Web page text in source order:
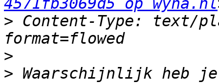
4571fb3069d5 op wyna.nl
> Content-Type: text/
>
> Waarschijnlijk heb